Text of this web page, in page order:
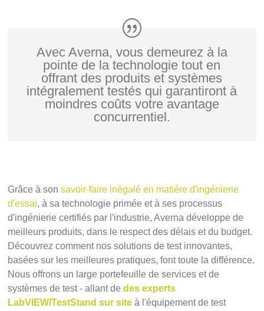
Avec Averna, vous demeurez à la
pointe de la technologie tout en
offrant des produits et systèmes
intégralement testés qui garantiront à
moindres coûts votre avantage
concurrentiel.
Grâce à sonsavoir-faire inégalé en matière d'ingénierie
d'essai, à sa technologie primée et à ses processus
d'ingénierie certifiés par l'industrie, Averna développe de
meilleurs produits, dans le respect des délais et du budget.
Découvrez comment nos solutions de test innovantes,
basées sur les meilleures pratiques, font toute la différence.
Nous offrons un large portefeuille de services et de
systèmes de test - allant dedes experts
LabVIEW/TestStand sur site à l'équipement de test